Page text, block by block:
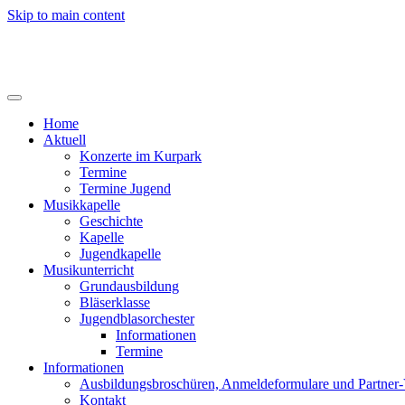
Skip to main content
Home
Aktuell
Konzerte im Kurpark
Termine
Termine Jugend
Musikkapelle
Geschichte
Kapelle
Jugendkapelle
Musikunterricht
Grundausbildung
Bläserklasse
Jugendblasorchester
Informationen
Termine
Informationen
Ausbildungsbroschüren, Anmeldeformulare und
Kontakt